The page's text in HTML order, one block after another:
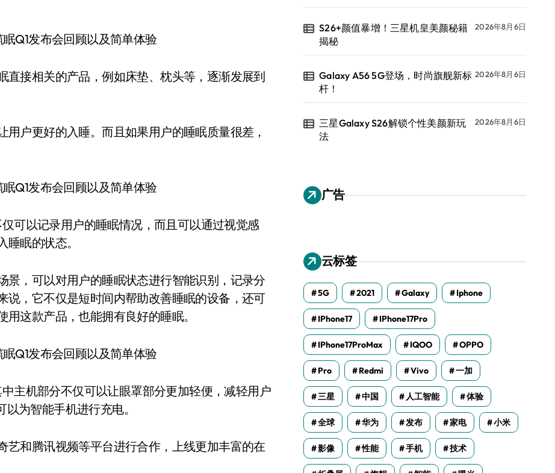
接相关的产品，例如床垫、枕头等，逐渐发展到
户更好的入睡。而且如果用户的睡眠质量很差，
可以记录用户的睡眠情况，而且可以通过视觉感
眠的状态。
，可以对用户的睡眠状态进行智能识别，记录分
说，它不仅是短时间内帮助改善睡眠的设备，还可
这款产品，也能拥有良好的睡眠。
主机部分不仅可以让眼罩部分更加轻便，减轻用户
为智能手机进行充电。
和腾讯视频等平台进行合作，上线更加丰富的在
S26+颜值暴增！三星机皇美颜秘籍
揭秘
2026年8月6日
Galaxy A56 5G登场，时尚旗舰新标
杆！
2026年8月6日
三星Galaxy S26解锁个性美颜新玩
法
2026年8月6日
广告
云标签
5G 2021 Galaxy Iphone
IPhone17 IPhone17Pro
IPhone17ProMax IQOO OPPO
Pro Redmi Vivo 一加
三星 中国 人工智能 体验
全球 华为 发布 家电 小米
影像 性能 手机 技术